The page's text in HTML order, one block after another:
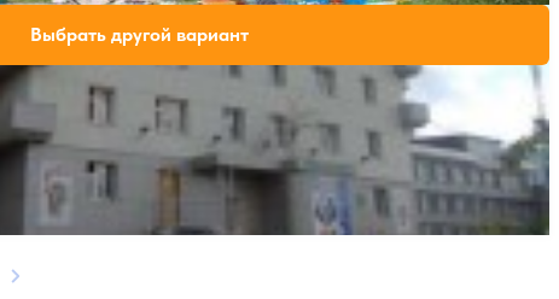
свободных мест на выбранные даты
Выбрать другой вариант
страница
Следующая страница